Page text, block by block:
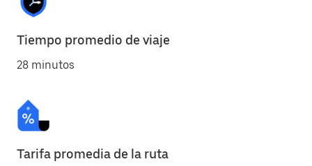
Tiempo promedio de viaje
28 minutos
Tarifa promedia de la ruta